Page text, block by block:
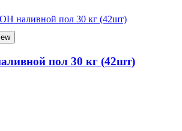
пол 30 кг (42шт)